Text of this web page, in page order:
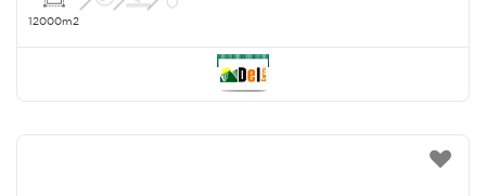
12000m2